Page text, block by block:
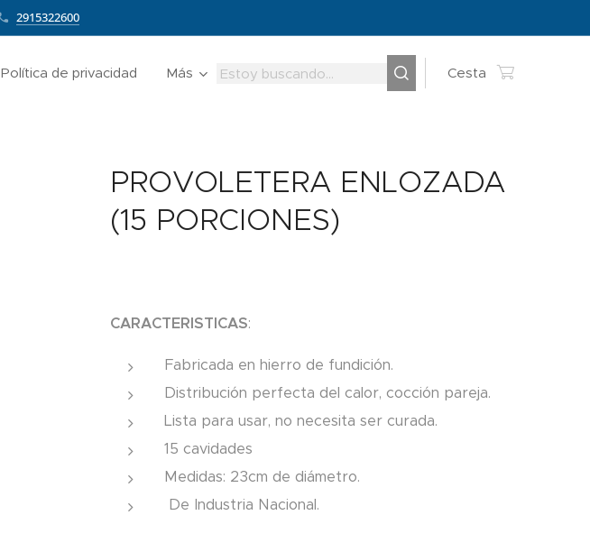
2915322600
Política de privacidad Más Cesta
PROVOLETERA ENLOZADA
(15 PORCIONES)
CARACTERISTICAS:
Fabricada en hierro de fundición.
Distribución perfecta del calor, cocción pareja.
Lista para usar, no necesita ser curada.
15 cavidades
Medidas: 23cm de diámetro.
De Industria Nacional.